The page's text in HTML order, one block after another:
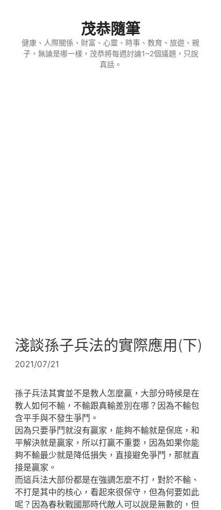
茂恭隨筆
健康、人際關係、財富、心靈、時事、教育、旅遊、親
子，無論是哪一樣，茂恭將每週討論1~2個議題，只說
真話。
淺談孫子兵法的實際應用(下)
2021/07/21
孫子兵法其實並不是教人怎麼贏，大部分時候是在
教人如何不輸，不輸跟真輸差別在哪？因為不輸包
含平手與不發生爭鬥。
因為只要爭鬥就沒有贏家，能夠不輸就是保底，和
平解決就是贏家，所以打贏不重要，因為如果你能
夠不輸最少就是降低損失，直接避免爭鬥，那就直
接是贏家。
而這兵法大部份都是在強調怎麼不打，對於不輸、
不打是其中的核心，看起來很保守，但為何要如此
呢？因為春秋戰國那時代敵人可以說是無數的，但